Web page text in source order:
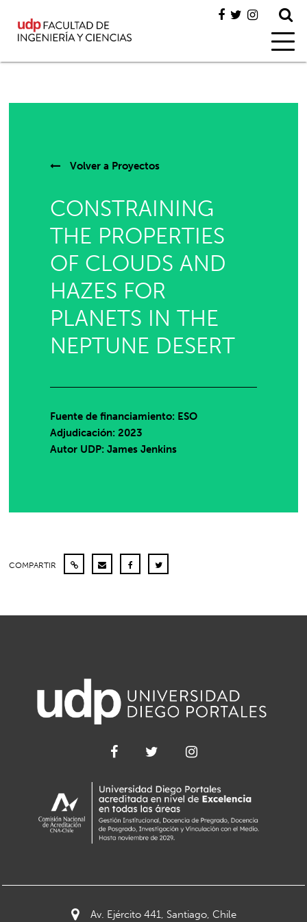
Volver a Proyectos
CONSTRAINING
THE PROPERTIES
OF CLOUDS AND
HAZES FOR
PLANETS IN THE
NEPTUNE DESERT
Fuente de financiamiento: ESO
Adjudicación: 2023
Autor UDP:James Jenkins
COMPARTIR
Av. Ejército 441, Santiago, Chile